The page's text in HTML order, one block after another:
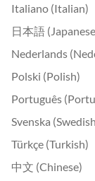
Italiano (Italian)
日本語
Nederlands
Polski (Polish)
Português
Svenska
Türkçe (Turkish)
中文 (Chinese)